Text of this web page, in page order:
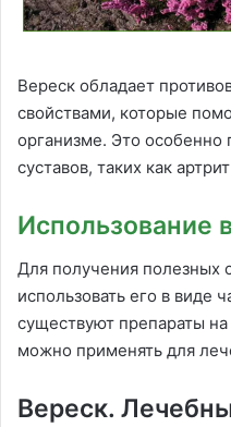
Вереск обладает
свойствами, которые
организме. Это особенно
суставов, таких как
Использование
Для получения полезных
использовать его в виде
существуют препараты
можно применять для
Вереск.